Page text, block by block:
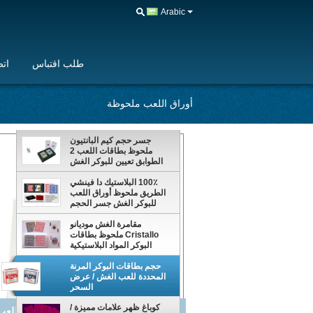
Arabic
طلب اقتباس
أوراق اللعب ملحوظة
جسر حجم كيم البانتيون
ملحوظ بطاقات اللعب 2
الطوابق تعيين للبوكر الغش
100٪ البلاستيك دا فينشي
الطريق ملحوظ أوراق اللعب
للبوكر الغش جسر الحجم
مقامرة الغش موديانو
Cristallo ملحوظ بطاقات
البوكر المواد البلاستيكية
مقاومة للماء
حجم بطاقات البوكر المرنة
المحددة للعب الغش / عرض
السحر
كوباغ ظهر علامات مميزة /